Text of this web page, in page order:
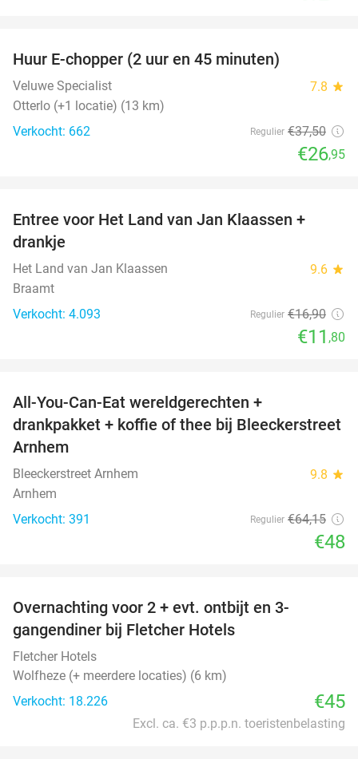
Huur E-chopper (2 uur en 45 minuten)
Veluwe Specialist 7.8 star
Otterlo (+1 locatie) (13 km)
Verkocht: 662
Regulier €37,50
€26,95
Entree voor Het Land van Jan Klaassen +
drankje
Het Land van Jan Klaassen 9.6 star
Braamt
Verkocht: 4.093
Regulier €16,90
€11 ,80
All-You-Can-Eat wereldgerechten +
drankpakket + koffie of thee bij Bleeckerstreet
Arnhem
Bleeckerstreet Arnhem 9.8 star
Arnhem
Verkocht: 391
Regulier €64,15
€48
Overnachting voor 2 + evt. ontbijt en 3-
gangendiner bij Fletcher Hotels
Fletcher Hotels
Wolfheze (+ meerdere locaties) (6 km)
Verkocht: 18.226
€45
Excl. ca. €3 p.p.p.n. toeristenbelasting